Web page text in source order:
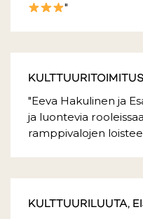
"
"Eeva Hakulinen ja
ja luontevia
ramppivalojen
KULTTUURILUUTA,